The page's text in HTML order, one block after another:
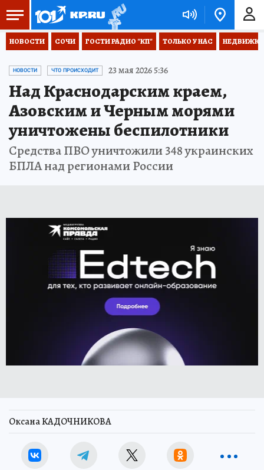
НОВОСТИ СОЧИ ГОСТИ РАДИО "КП" ТОЛЬКО У НАС НЕДВИЖКА
НОВОСТИ ЧТО ПРОИСХОДИТ 23 мая 2026 5:36
Над Краснодарским краем,
Азовским и Черным морями
уничтожены беспилотники
Средства ПВО уничтожили 348 украинских
БПЛА над регионами России
Оксана КАДОЧНИКОВА